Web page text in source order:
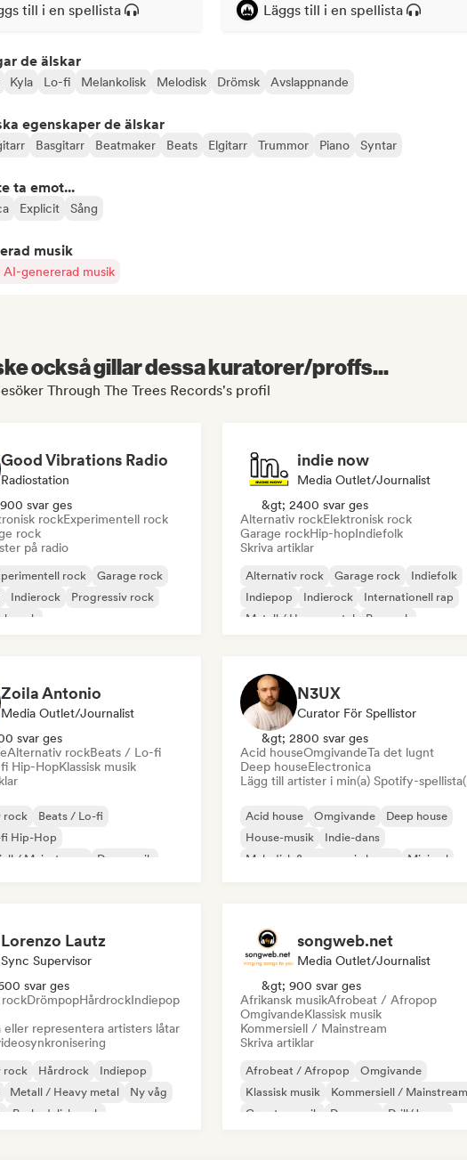
till i en spellista Läggs till i en spellista
de älskar
Kyla Lo-fi Melankolisk Melodisk Drömsk Avslappnande
egenskaper de älskar
Basgitarr Beatmaker Beats Elgitarr Trummor Piano Syntar
ta emot...
Explicit Sång
musik
AI-genererad musik
också gillar dessa kuratorer/proffs...
Through The Trees Records's profil
Good Vibrations Radio
Radiostation
svar ges
rockExperimentell rock
rock
på radio
rock
Garage rock
Indierock
Progressiv rock
rock
indie now
Media Outlet/Journalist
&gt; 2400 svar ges
Alternativ rockElektronisk rock
Garage rockHip-hopIndiefolk
Skriva artiklar
Alternativ rock Garage rock
Indiefolk
Indiepop
Indierock
Internationell rap
Metall / Heavy metal
Poprock
Zoila Antonio
Media Outlet/Journalist
svar ges
Alternativ rockBeats / Lo-fi
Hip-HopKlassisk musik
rock
Beats / Lo-fi
Hip-Hop
/ Mainstream
Dansmusik
N3UX
Curator För Spellistor
&gt; 2800 svar ges
Acid houseOmgivandeTa det lugnt
Deep houseElectronica
Lägg till artister i min(a) Spotify-
Acid house Omgivande
Deep house
House-musik
Indie-dans
Melodisk & progressiv house
Minimal
Lorenzo Lautz
Sync Supervisor
svar ges
DrömpopHårdrockIndiepop
eller representera artisters låtar
rock Hårdrock
Indiepop
Metall / Heavy metal
Ny våg
Psykedelisk rock
songweb.net
Media Outlet/Journalist
&gt; 900 svar ges
Afrikansk musikAfrobeat / Afropop
OmgivandeKlassisk musik
Kommersiell / Mainstream
Skriva artiklar
Afrobeat / Afropop
Omgivande
Klassisk musik
Kommersiell / Mainstream
Countrymusik
Danspop
Drill/Jersey